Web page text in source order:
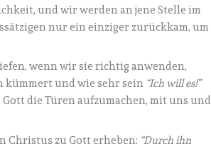
und wir werden an jene Stelle im
nur ein einziger zurückkam, um
wenn wir sie richtig anwenden,
kümmert und wie sehr sein “Ich will es!”
die Türen aufzumachen, mit uns und
Christus zu Gott erheben: “Durch ihn